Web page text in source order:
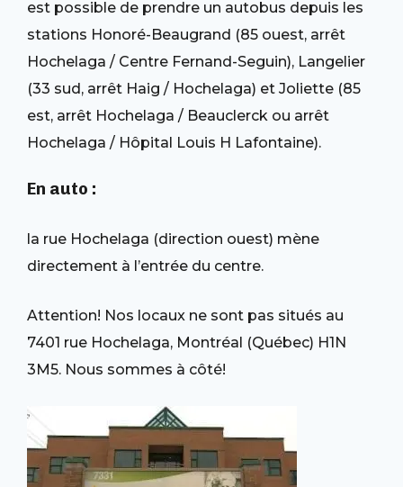
est possible de prendre un autobus depuis les
stations Honoré-Beaugrand (85 ouest, arrêt
Hochelaga / Centre Fernand-Seguin), Langelier
(33 sud, arrêt Haig / Hochelaga) et Joliette (85
est, arrêt Hochelaga / Beauclerck ou arrêt
Hochelaga / Hôpital Louis H Lafontaine).
En auto :
la rue Hochelaga (direction ouest) mène
directement à l’entrée du centre.
Attention! Nos locaux ne sont pas situés au
7401 rue Hochelaga, Montréal (Québec) H1N
3M5. Nous sommes à côté!